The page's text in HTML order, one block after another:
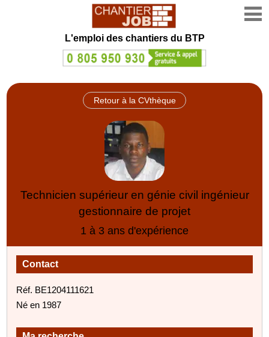
L'emploi des chantiers du BTP
Retour à la CVthèque
Technicien supérieur en génie civil ingénieur
gestionnaire de projet
1 à 3 ans d'expérience
Contact
Réf. BE1204111621
Né en 1987